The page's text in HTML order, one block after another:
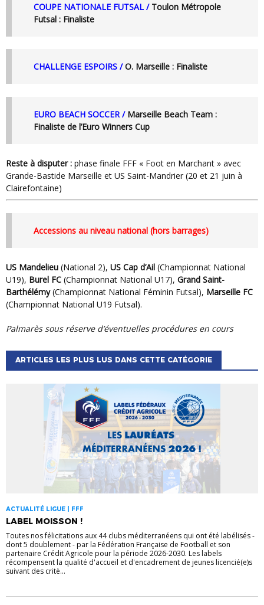
COUPE NATIONALE FUTSAL / Toulon Métropole
Futsal : Finaliste
CHALLENGE ESPOIRS / O. Marseille : Finaliste
EURO BEACH SOCCER /Marseille Beach Team :
Finaliste de l’Euro Winners Cup
Reste à disputer : phase finale FFF « Foot en Marchant » avec
Grande-Bastide Marseille et US Saint-Mandrier (20 et 21 juin à
Clairefontaine)
Accessions au niveau national (hors barrages)
US Mandelieu (National 2), US Cap d’Ail (Championnat National
U19), Burel FC (Championnat National U17), Grand Saint-
Barthélémy(Championnat National Féminin Futsal), Marseille FC
(Championnat National U19 Futsal).
Palmarès sous réserve d’éventuelles procédures en cours
ARTICLES LES PLUS LUS DANS CETTE CATÉGORIE
ACTUALITÉ LIGUE | FFF
LABEL MOISSON !
Toutes nos félicitations aux 44 clubs méditerranéens qui ont été labélisés -
dont 5 doublement - par la Fédération Française de Football et son
partenaire Crédit Agricole pour la période 2026-2030. Les labels
récompensent la qualité d'accueil et d'encadrement de jeunes licencié(e)s
suivant des critè...